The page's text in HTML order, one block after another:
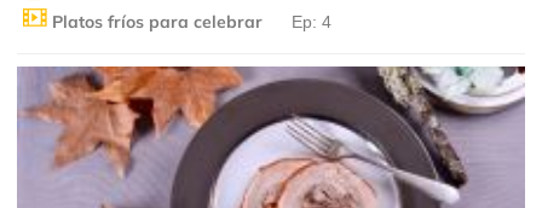
Platos fríos para celebrar Ep: 4